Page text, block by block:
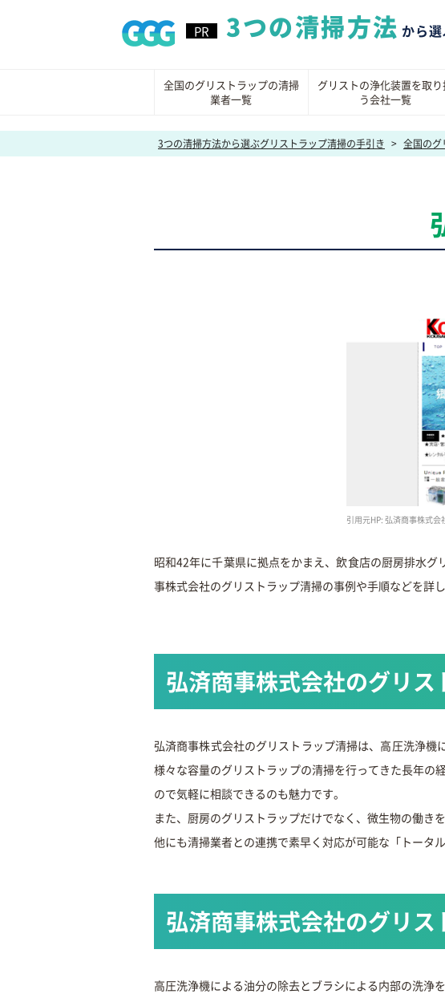
3つの清掃方法 から
全国のグリストラップの清掃
業者一覧
グリストの浄化装置を取り
う会社一覧
3つの清掃方法から選ぶグリストラップ清掃の手引き > 全国のグ
引用元HP: 弘済商事株式
昭和42年に千葉県に拠点をかまえ、飲食店の厨房排水
事株式会社のグリストラップ清掃の事例や手順などを詳
弘済商事株式会社のグリ
弘済商事株式会社のグリストラップ清掃は、高圧洗浄機
様々な容量のグリストラップの清掃を行ってきた長年の
ので気軽に相談できるのも魅力です。
また、厨房のグリストラップだけでなく、微生物の働き
他にも清掃業者との連携で素早く対応が可能な「トータ
弘済商事株式会社のグリ
高圧洗浄機による油分の除去とブラシによる内部の洗浄